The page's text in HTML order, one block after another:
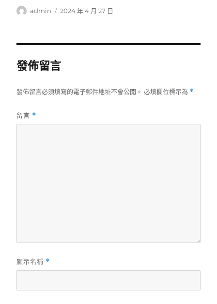
作
admin
發
2024 年 4 月 27 日
發佈留言
發佈留言必須填寫的電子郵件地址不會公開。 必填欄位標示為 *
留言 *
顯示名稱 *